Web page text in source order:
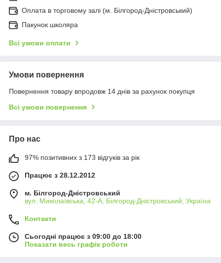
Оплата в торговому залі (м. Білгород-Дністровський)
Пакунок школяра
Всі умови оплати
Умови повернення
Повернення товару впродовж 14 днів за рахунок покупця
Всі умови повернення
Про нас
97% позитивних з 173 відгуків за рік
Працює з 28.12.2012
м. Білгород-Дністровський
вул. Миколаївська, 42-А, Білгород-Дністровський, Україна
Контакти
Сьогодні працює з 09:00 до 18:00
Показати весь графік роботи